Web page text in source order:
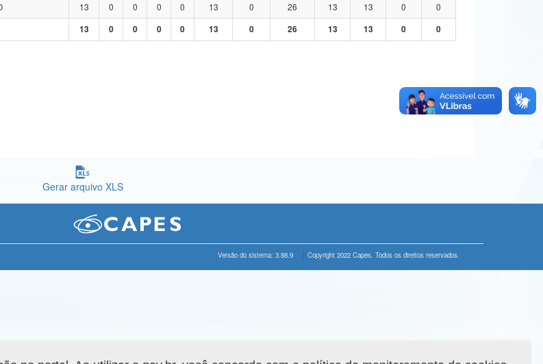
13 0 0 0 0 13 0 26 13 13 0
0
13 0 0 0 0 13 0 26 13 13 0 0
Gerar arquivo XLS
Versão do sistema: 3.88.9 Copyright 2022 Capes. Todos os direitos reservados.